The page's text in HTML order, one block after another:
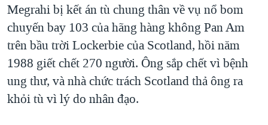
CÁC GIÁ TRỊ CỘNG HÒA Ở VIỆT NAM
THƯỢNG ĐỈNH TRUMP-KIM TẠI VIỆT NAM
TRỊNH VĨNH BÌNH VS. CHÍNH PHỦ VIỆT NAM
NGƯ DÂN VIỆT VÀ LÀN SÓNG TRỘM HẢI SÂM
BÊN KIA QUỐC LỘ: TIẾNG VỌNG TỪ NÔNG THÔN MỸ
Megrahi bị kết án tù chung thân về vụ nổ bom
chuyến bay 103 của hãng hàng không Pan Am
trên bầu trời Lockerbie của Scotland, hồi năm
1988 giết chết 270 người. Ông sắp chết vì bệnh
ung thư, và nhà chức trách Scotland thả ông ra
khỏi tù vì lý do nhân đạo.